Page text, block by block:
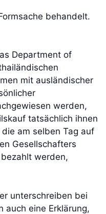
behandelt.
Department of
mit ausländischer
werden,
tatsächlich ihnen
am selben Tag auf
Gesellschafters
werden,
unterschreiben bei
auch eine Erklärung,